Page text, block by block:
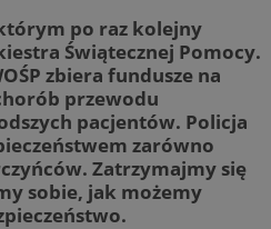
po raz kolejny
Świątecznej Pomocy.
zbiera fundusze na
przewodu
pacjentów. Policja
zarówno
Zatrzymajmy się
sobie, jak możemy